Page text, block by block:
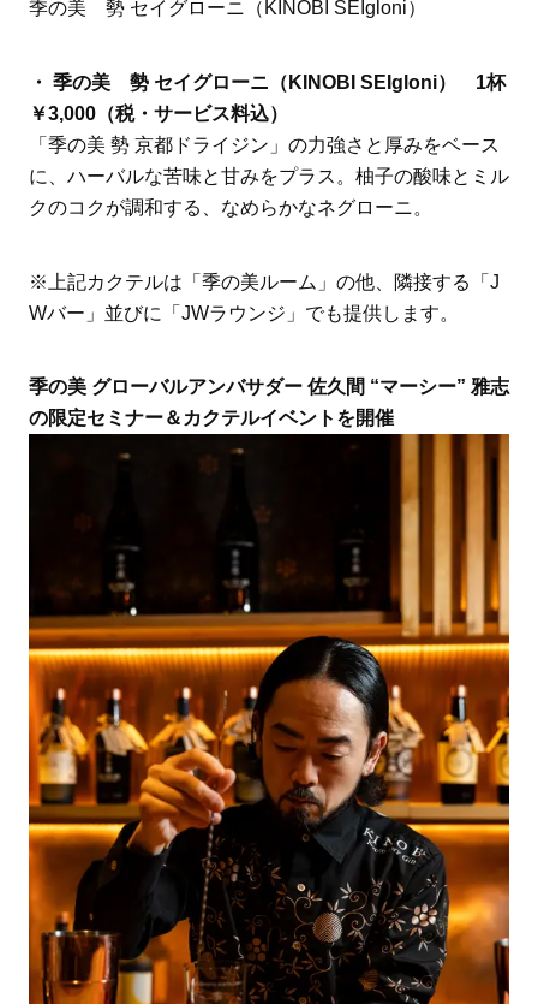
季の美 勢 セイグローニ（KINOBI SEIgloni）
・ 季の美 勢 セイグローニ（KINOBI SEIgloni） 1杯
￥3,000（税・サービス料込）
「季の美 勢 京都ドライジン」の力強さと厚みをベース
に、ハーバルな苦味と甘みをプラス。柚子の酸味とミル
クのコクが調和する、なめらかなネグローニ。
※上記カクテルは「季の美ルーム」の他、隣接する「J
Wバー」並びに「JWラウンジ」でも提供します。
季の美 グローバルアンバサダー 佐久間 “マーシー” 雅志
の限定セミナー＆カクテルイベントを開催